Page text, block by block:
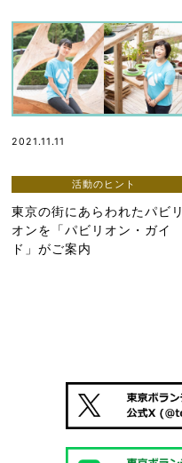
2021.11.11
活動のヒント
東京の街にあらわれたパビリ
オンを「パビリオン・ガイ
ド」がご案内